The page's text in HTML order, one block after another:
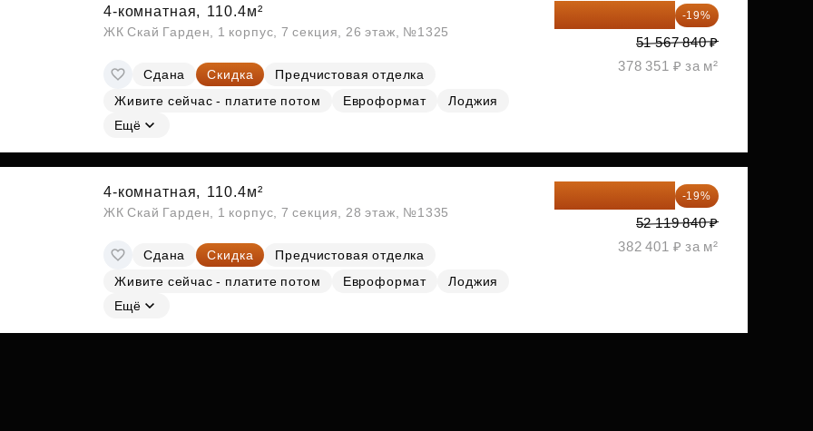
4-комнатная, 110.4м²
ЖК Скай Гарден, 1 корпус, 7 секция, 26 этаж, №1325
Сдана Скидка
Предчистовая отделка
Живите сейчас - платите потом
Евроформат
Лоджия
Ещё
-19%
51 567 840 ₽
378 351 ₽ за м²
4-комнатная, 110.4м²
ЖК Скай Гарден, 1 корпус, 7 секция, 28 этаж, №1335
Сдана Скидка
Предчистовая отделка
Живите сейчас - платите потом
Евроформат
Лоджия
Ещё
-19%
52 119 840 ₽
382 401 ₽ за м²